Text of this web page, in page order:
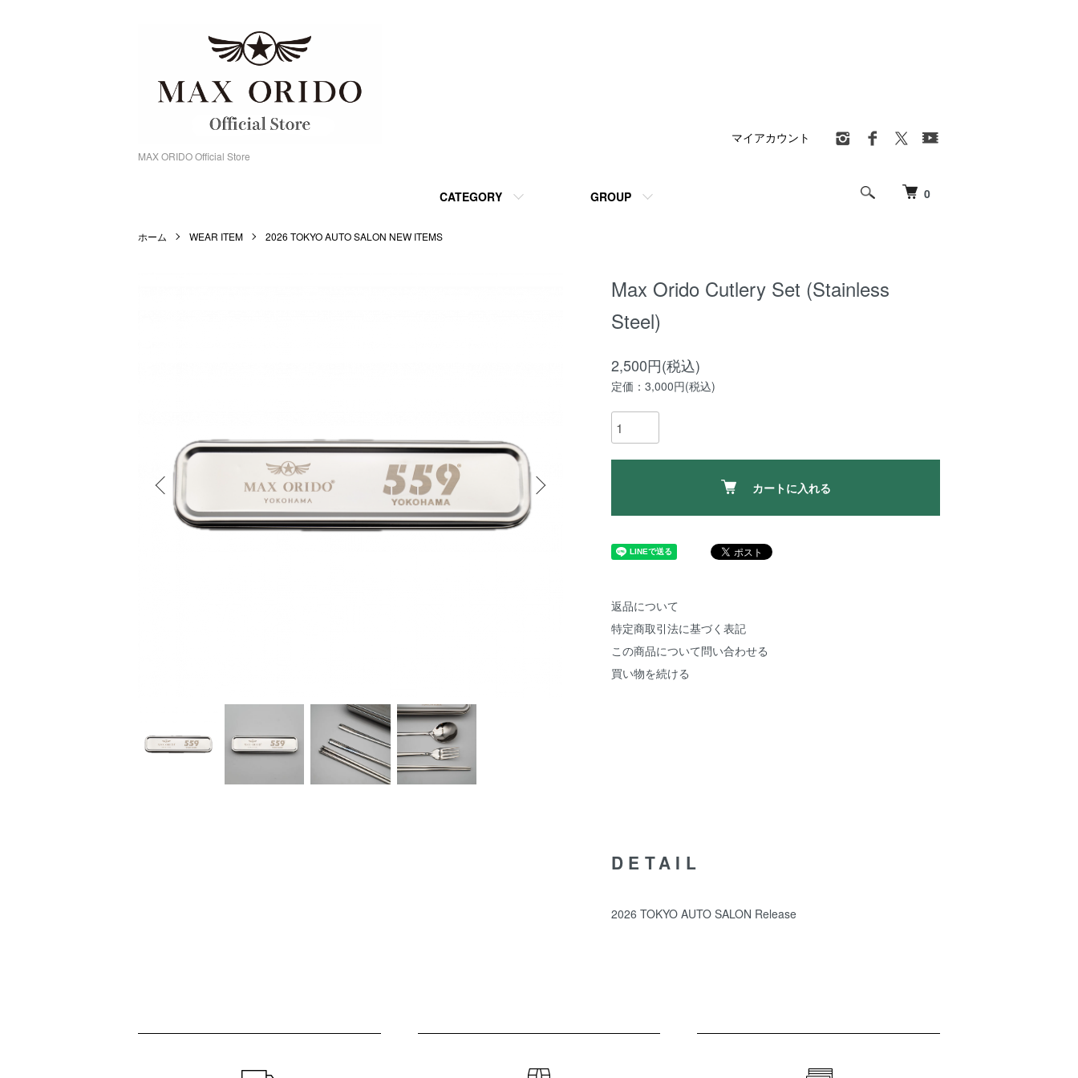
MAX ORIDO Official Store
0
CATEGORY GROUP
マイアカウント
ホーム WEAR ITEM 2026 TOKYO AUTO SALON NEW ITEMS
Max Orido Cutlery Set (Stainless
Steel)
2,500円(税込)
定価：3,000円(税込)
カートに入れる
返品について
特定商取引法に基づく表記
この商品について問い合わせる
買い物を続ける
DETAIL
2026 TOKYO AUTO SALON Release